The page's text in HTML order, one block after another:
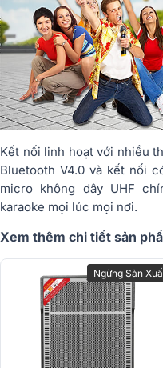
Kết nối linh hoạt với nhiều
Bluetooth V4.0 và kết nối
micro không dây UHF
karaoke mọi lúc mọi nơi.
Xem thêm chi tiết sản
Ngừng Sản